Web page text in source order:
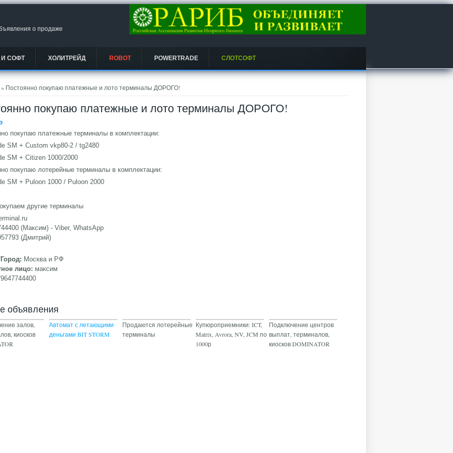
о продаже
СОФТ ХОЛИТРЕЙД ROBOT POWERTRADE СЛОТСОФТ
» Постоянно покупаю платежные и лото терминалы ДОРОГО!
покупаю платежные и лото терминалы ДОРОГО!
покупаю платежные терминалы в комплектации:
SM + Custom vkp80-2 / tg2480
SM + Citizen 1000/2000
покупаю лотерейные терминалы в комплектации:
SM + Puloon 1000 / Puloon 2000
другие терминалы
(Максим) - Viber, WhatsApp
(Дмитрий)
Москва и РФ
лицо: максим
объявления
залов,
киосков
Автомат с летающими
деньгами BIT STORM
Продаются лотерейные
терминалы
Купюроприемники: ICT,
Matrix, Avrora, NV, JCM по
1000р
Подключение центров
выплат, терминалов,
киосков DOMINATOR